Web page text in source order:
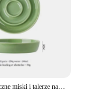
Nowe ceramiczne miski i talerze na karmę dla zwierząt domowych Anti-Knock Miski na karmę dla kotów do ochrony półki szyjnej Wysuwana umywalka dla psów Pet Supplie